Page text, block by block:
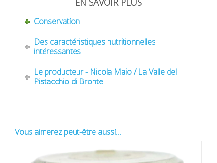
EN SAVOIR PLUS
Conservation
Des caractéristiques nutritionnelles
intéressantes
Le producteur - Nicola Maio / La Valle del
Pistacchio di Bronte
Vous aimerez peut-être aussi…